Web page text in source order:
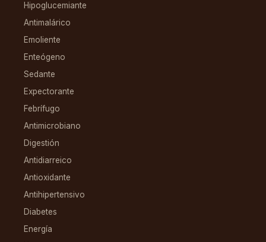
Hipoglucemiante
Antimalárico
Emoliente
Enteógeno
Sedante
Expectorante
Febrífugo
Antimicrobiano
Digestión
Antidiarreico
Antioxidante
Antihipertensivo
Diabetes
Energía